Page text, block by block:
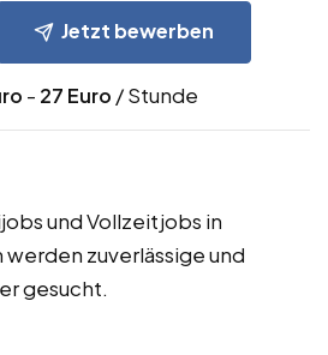
Jetzt bewerben
- 27 Euro / Stunde
und Vollzeitjobs in
zuverlässige und
gesucht.